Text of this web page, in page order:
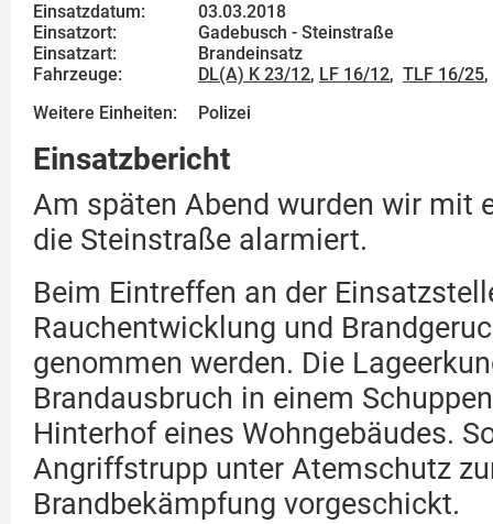
Einsatzdatum:
03.03.2018
Einsatzort:
Gadebusch - Steinstraße
Einsatzart:
Brandeinsatz
Fahrzeuge:
DL(A) K 23/12, LF 16/12, TLF 16/25
Weitere Einheiten:
Polizei
Einsatzbericht
Am späten Abend wurden wir mit
die Steinstraße alarmiert.
Beim Eintreffen an der
Rauchentwicklung und
genommen werden. Die
Brandausbruch in einem
Hinterhof eines Wohngebäudes.
Angriffstrupp unter Atemschutz
Brandbekämpfung vorgeschickt.